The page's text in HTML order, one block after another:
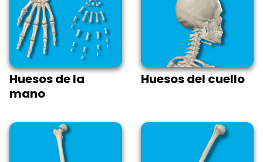
Huesos de la
mano
Huesos del cuello